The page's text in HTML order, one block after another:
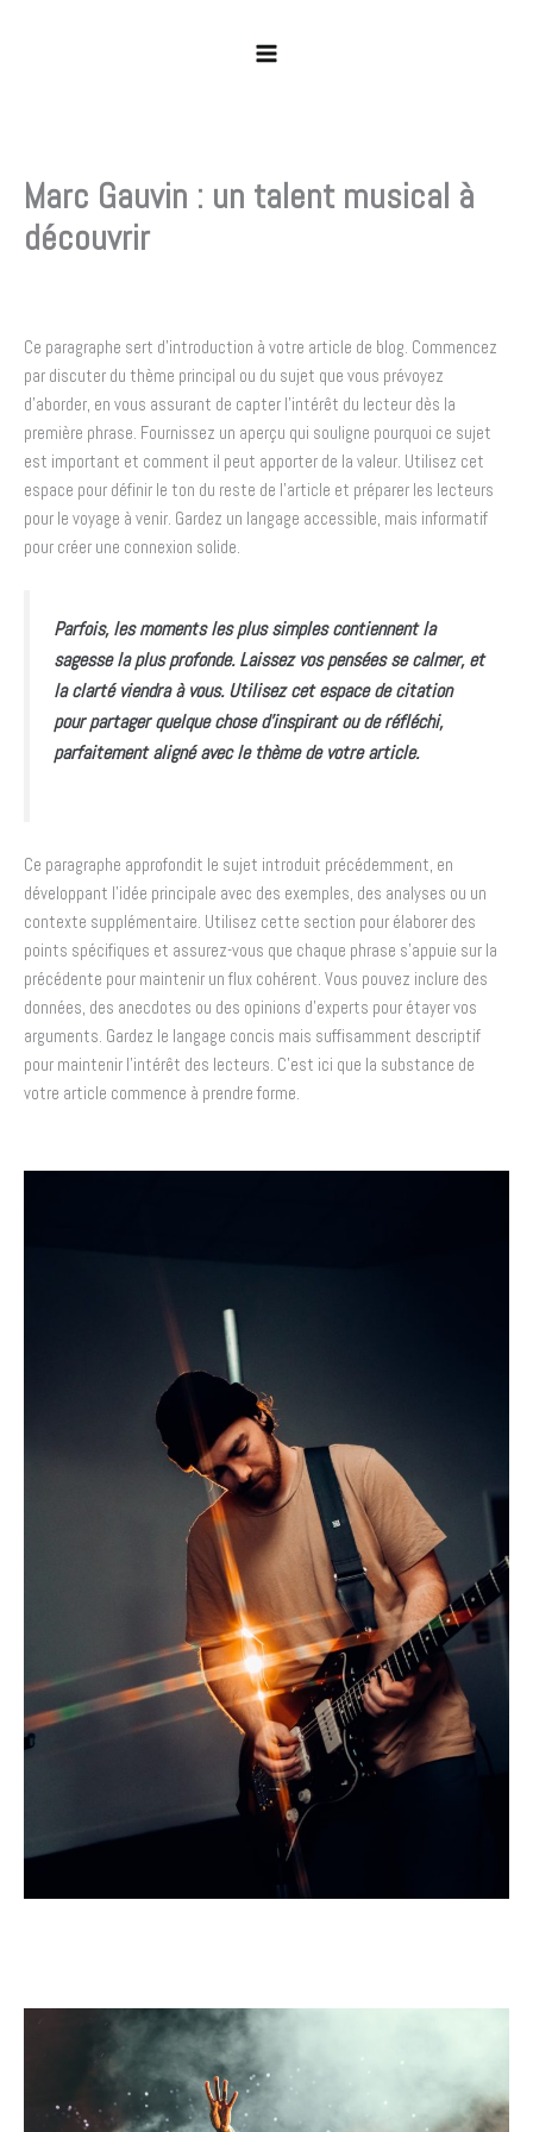
Marc Gauvin : un talent musical à
découvrir
Ce paragraphe sert d’introduction à votre article de blog. Commencez
par discuter du thème principal ou du sujet que vous prévoyez
d’aborder, en vous assurant de capter l’intérêt du lecteur dès la
première phrase. Fournissez un aperçu qui souligne pourquoi ce sujet
est important et comment il peut apporter de la valeur. Utilisez cet
espace pour définir le ton du reste de l’article et préparer les lecteurs
pour le voyage à venir. Gardez un langage accessible, mais informatif
pour créer une connexion solide.
Parfois, les moments les plus simples contiennent la
sagesse la plus profonde. Laissez vos pensées se calmer, et
la clarté viendra à vous. Utilisez cet espace de citation
pour partager quelque chose d’inspirant ou de réfléchi,
parfaitement aligné avec le thème de votre article.
Ce paragraphe approfondit le sujet introduit précédemment, en
développant l’idée principale avec des exemples, des analyses ou un
contexte supplémentaire. Utilisez cette section pour élaborer des
points spécifiques et assurez-vous que chaque phrase s’appuie sur la
précédente pour maintenir un flux cohérent. Vous pouvez inclure des
données, des anecdotes ou des opinions d’experts pour étayer vos
arguments. Gardez le langage concis mais suffisamment descriptif
pour maintenir l’intérêt des lecteurs. C’est ici que la substance de
votre article commence à prendre forme.